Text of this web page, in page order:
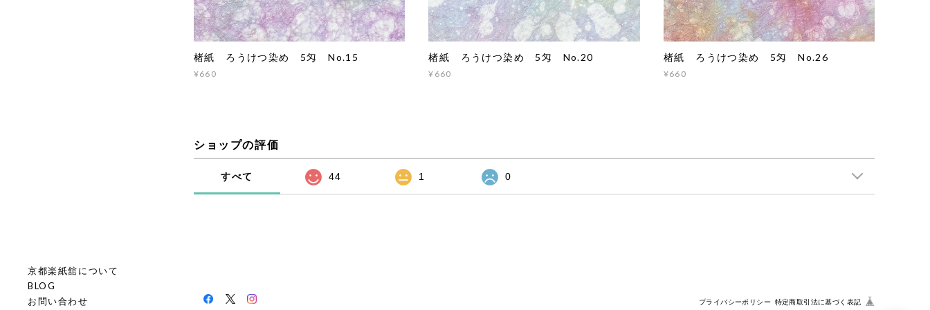
京都楽紙舘について
BLOG
お問い合わせ
楮紙 ろうけつ染め 5匁 No.15
¥660
楮紙 ろうけつ染め 5匁 No.20
¥660
楮紙 ろうけつ染め 5匁 No.26
¥660
ショップの評価
すべて 44 1 0
プライバシーポリシー 特定商取引法に基づく表記